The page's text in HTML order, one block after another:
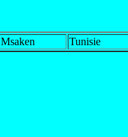
Msaken Tunisie